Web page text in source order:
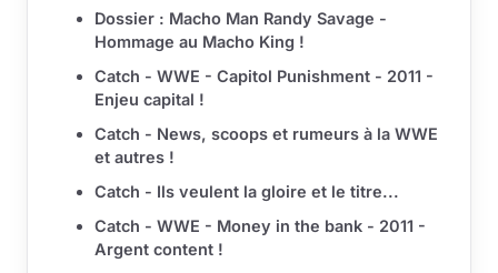
Dossier : Macho Man Randy Savage -
Hommage au Macho King !
Catch - WWE - Capitol Punishment - 2011 -
Enjeu capital !
Catch - News, scoops et rumeurs à la WWE
et autres !
Catch - Ils veulent la gloire et le titre...
Catch - WWE - Money in the bank - 2011 -
Argent content !